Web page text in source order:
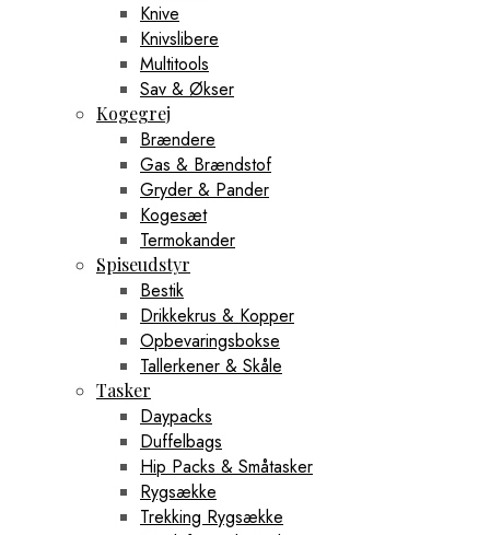
Knive
Knivslibere
Multitools
Sav & Økser
Kogegrej
Brændere
Gas & Brændstof
Gryder & Pander
Kogesæt
Termokander
Spiseudstyr
Bestik
Drikkekrus & Kopper
Opbevaringsbokse
Tallerkener & Skåle
Tasker
Daypacks
Duffelbags
Hip Packs & Småtasker
Rygsække
Trekking Rygsække